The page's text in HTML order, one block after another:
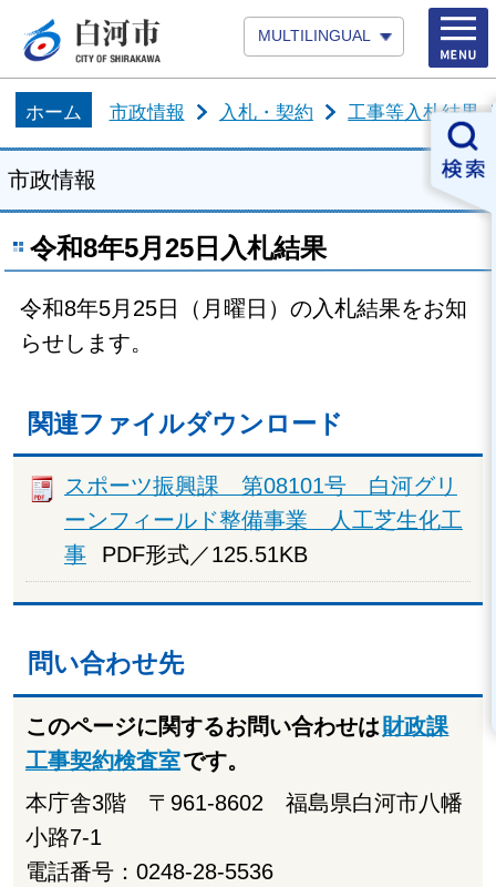
MULTILINGUAL
ホーム 市政情報 入札・契約 工事等入札結果
市政情報
令和8年5月25日入札結果
令和8年5月25日（月曜日）の入札結果をお知
らせします。
関連ファイルダウンロード
スポーツ振興課 第08101号 白河グリ
ーンフィールド整備事業 人工芝生化工
事
PDF形式／125.51KB
問い合わせ先
このページに関するお問い合わせは財政課
工事契約検査室です。
本庁舎3階 〒961-8602 福島県白河市八幡
小路7-1
電話番号：0248-28-5536